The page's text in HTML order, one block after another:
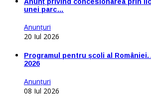
unei parc…
Anunţuri
20 Iul 2026
Programul pentru școli al României.
2026
Anunţuri
08 Iul 2026